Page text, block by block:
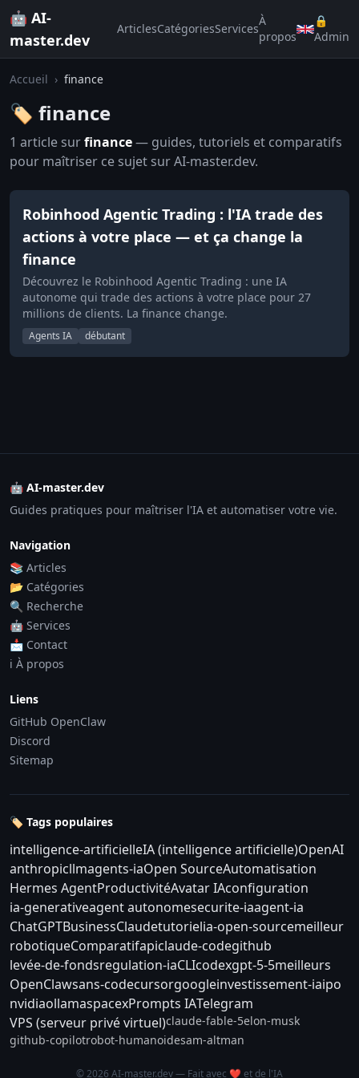
🤖 AI-
master.dev
ArticlesCatégoriesServices
À
propos
🔒
Admin
Accueil › finance
🏷️ finance
1 article surfinance— guides, tutoriels et comparatifs
pour maîtriser ce sujet sur AI-master.dev.
Robinhood Agentic Trading : l'IA trade des
actions à votre place — et ça change la
finance
Découvrez le Robinhood Agentic Trading : une IA
autonome qui trade des actions à votre place pour 27
millions de clients. La finance change.
Agents IA débutant
🤖 AI-master.dev
Guides pratiques pour maîtriser l'IA et automatiser votre vie.
Navigation
📚 Articles
📂 Catégories
🔍 Recherche
🤖 Services
📩 Contact
ℹ️ À propos
Liens
GitHub OpenClaw
Discord
Sitemap
🏷️ Tags populaires
intelligence-artificielleIA (intelligence artificielle)OpenAI
anthropicllmagents-iaOpen SourceAutomatisation
Hermes AgentProductivitéAvatar IAconfiguration
ia-generativeagent autonomesecurite-iaagent-ia
ChatGPTBusinessClaudetutorielia-open-sourcemeilleur
robotiqueComparatifapiclaude-codegithub
levée-de-fondsregulation-iaCLIcodexgpt-5-5meilleurs
OpenClawsans-codecursorgoogleinvestissement-iaipo
nvidiaollamaspacexPrompts IATelegram
VPS (serveur privé virtuel)claude-fable-5elon-musk
github-copilotrobot-humanoidesam-altman
© 2026 AI-master.dev — Fait avec ❤️ et de l'IA